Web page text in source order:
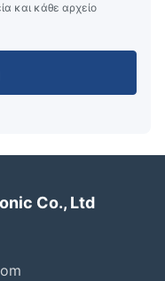
και κάθε αρχείο
Co., Ltd